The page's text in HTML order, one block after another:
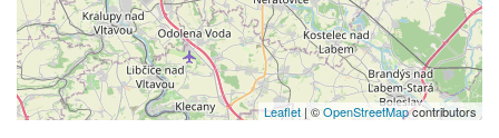
Leaflet | ©OpenStreetMapcontributors